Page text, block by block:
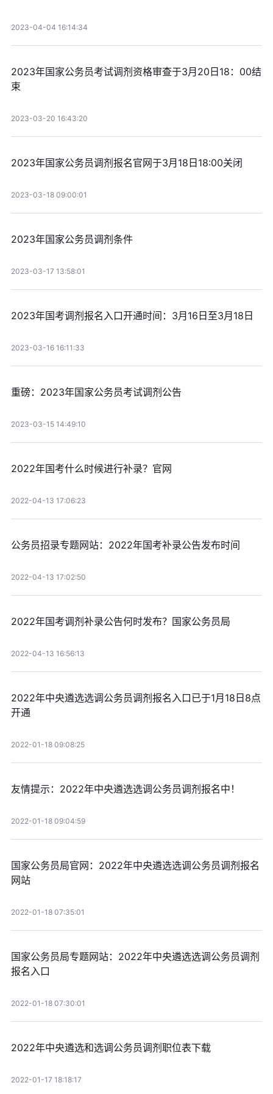
2023-04-04 16:14:34
2023年国家公务员考试调剂资格审查于3月20日18：00结
束
2023-03-20 16:43:20
2023年国家公务员调剂报名官网于3月18日18:00关闭
2023-03-18 09:00:01
2023年国家公务员调剂条件
2023-03-17 13:58:01
2023年国考调剂报名入口开通时间：3月16日至3月18日
2023-03-16 16:11:33
重磅：2023年国家公务员考试调剂公告
2023-03-15 14:49:10
2022年国考什么时候进行补录？官网
2022-04-13 17:06:23
公务员招录专题网站：2022年国考补录公告发布时间
2022-04-13 17:02:50
2022年国考调剂补录公告何时发布？国家公务员局
2022-04-13 16:56:13
2022年中央遴选选调公务员调剂报名入口已于1月18日8点
开通
2022-01-18 09:08:25
友情提示：2022年中央遴选选调公务员调剂报名中！
2022-01-18 09:04:59
国家公务员局官网：2022年中央遴选选调公务员调剂报名
网站
2022-01-18 07:35:01
国家公务员局专题网站：2022年中央遴选选调公务员调剂
报名入口
2022-01-18 07:30:01
2022年中央遴选和选调公务员调剂职位表下载
2022-01-17 18:18:17